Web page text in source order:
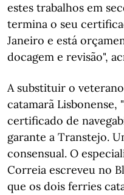
estes trabalhos em
termina o seu
Janeiro e está
docagem e revisão",
A substituir o
catamarã Lisbonense,
certificado de
garante a Transtejo.
consensual. O
Correia escreveu no
que os dois ferries